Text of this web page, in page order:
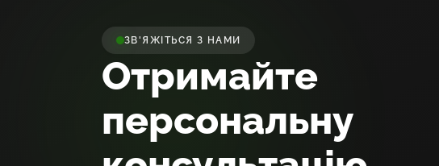
ЗВ'ЯЖІТЬСЯ З НАМИ
Отримайте
персональну